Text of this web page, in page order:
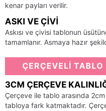
kenar payları verilir.
ASKI VE ÇIVI
Askısı ve çivisi tablonun
tamamlanır. Asmaya hazır
ÇERÇEVELİ TABLO
3CM ÇERÇEVE
Çerçeve ile tablo arasında
tabloya fark katmaktadır.